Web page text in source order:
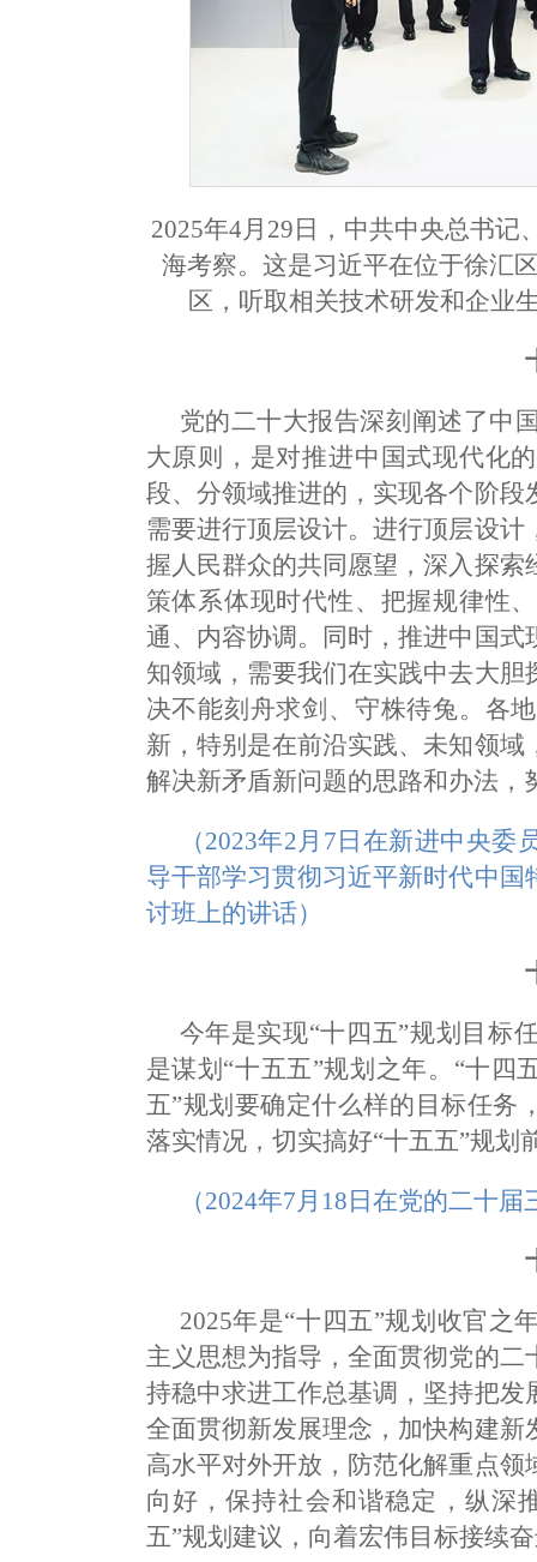
2025年4月29日，中共中央总书
海考察。这是习近平在位于徐汇
区，听取相关技术研发和企业
党的二十大报告深刻阐述了中
大原则，是对推进中国式现代化
段、分领域推进的，实现各个阶
需要进行顶层设计。进行顶层设
握人民群众的共同愿望，深入探
策体系体现时代性、把握规律性
通、内容协调。同时，推进中国
知领域，需要我们在实践中去大
决不能刻舟求剑、守株待兔。各
新，特别是在前沿实践、未知领
解决新矛盾新问题的思路和办法
（2023年2月7日在新进中央
导干部学习贯彻习近平新时代中
讨班上的讲话）
今年是实现“十四五”规划目标
是谋划“十五五”规划之年。“十四
五”规划要确定什么样的目标任务
落实情况，切实搞好“十五五”规划
（2024年7月18日在党的二十
2025年是“十四五”规划收官之
主义思想为指导，全面贯彻党的
持稳中求进工作总基调，坚持把
全面贯彻新发展理念，加快构建
高水平对外开放，防范化解重点
向好，保持社会和谐稳定，纵深
五”规划建议，向着宏伟目标接续